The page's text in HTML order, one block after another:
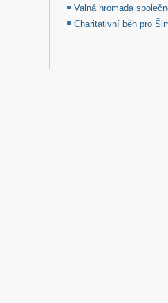
Valná hromada
Charitativní běh pro